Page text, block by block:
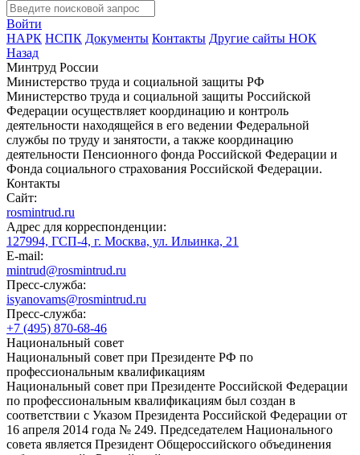
Войти
НАРК НСПК Документы Контакты Другие сайты НОК
Назад
Минтруд России
Министерство труда и социальной защиты РФ
Министерство труда и социальной защиты Российской
Федерации осуществляет координацию и контроль
деятельности находящейся в его ведении Федеральной
службы по труду и занятости, а также координацию
деятельности Пенсионного фонда Российской Федерации и
Фонда социального страхования Российской Федерации.
Контакты
Сайт:
rosmintrud.ru
Адрес для корреспонденции:
127994, ГСП-4, г. Москва, ул. Ильинка, 21
E-mail:
mintrud@rosmintrud.ru
Пресс-служба:
isyanovams@rosmintrud.ru
Пресс-служба:
+7 (495) 870-68-46
Национальный совет
Национальный совет при Президенте РФ по
профессиональным квалификациям
Национальный совет при Президенте Российской Федерации
по профессиональным квалификациям был создан в
соответствии с Указом Президента Российской Федерации от
16 апреля 2014 года № 249. Председателем Национального
совета является Президент Общероссийского объединения